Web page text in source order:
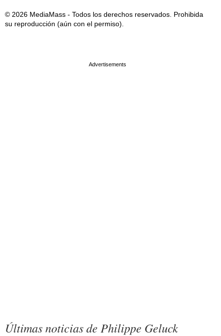
© 2026 MediaMass - Todos los derechos reservados. Prohibida
su reproducción (aún con el permiso).
Últimas noticias de Philippe Geluck